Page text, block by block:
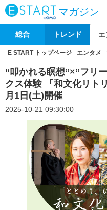
マガジン
総合 トレンド エ
E START トップページ エンタメ
“叩かれる瞑想”×”フリ
クス体験 「和文化リト
月1日(土)開催
2025-10-21 09:30:00